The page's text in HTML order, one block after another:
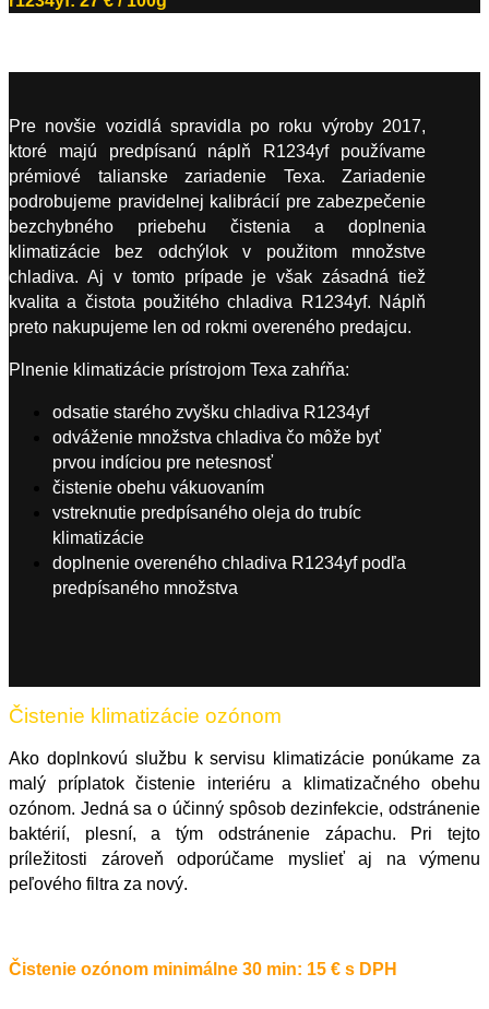
Pre novšie vozidlá spravidla po roku výroby 2017,
ktoré majú predpísanú náplň R1234yf používame
prémiové talianske zariadenie Texa. Zariadenie
podrobujeme pravidelnej kalibrácií pre zabezpečenie
bezchybného priebehu čistenia a doplnenia
klimatizácie bez odchýlok v použitom množstve
chladiva. Aj v tomto prípade je však zásadná tiež
kvalita a čistota použitého chladiva R1234yf. Náplň
preto nakupujeme len od rokmi overeného predajcu.
Plnenie klimatizácie prístrojom Texa zahŕňa:
odsatie starého zvyšku chladiva R1234yf
odváženie množstva chladiva čo môže byť
prvou indíciou pre netesnosť
čistenie obehu vákuovaním
vstreknutie predpísaného oleja do trubíc
klimatizácie
doplnenie overeného chladiva R1234yf podľa
predpísaného množstva
Čistenie klimatizácie ozónom
Ako doplnkovú službu k servisu klimatizácie ponúkame za
malý príplatok čistenie interiéru a klimatizačného obehu
ozónom. Jedná sa o účinný spôsob dezinfekcie, odstránenie
baktérií, plesní, a tým odstránenie zápachu. Pri tejto
príležitosti zároveň odporúčame myslieť aj na výmenu
peľového filtra za nový.
Čistenie ozónom minimálne 30 min: 15 € s DPH